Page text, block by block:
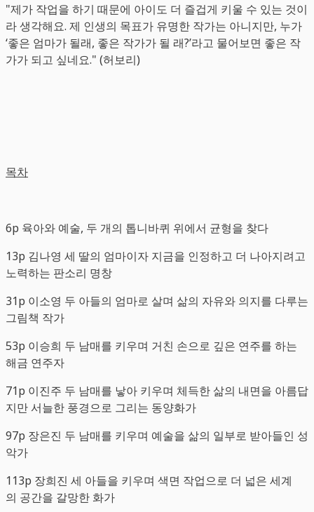
"제가 작업을 하기 때문에 아이도 더 즐겁게 키울 수 있는 것이
라 생각해요. 제 인생의 목표가 유명한 작가는 아니지만, 누가
‘좋은 엄마가 될래, 좋은 작가가 될 래?’라고 물어보면 좋은 작
가가 되고 싶네요." (허보리)
목차
6p 육아와 예술, 두 개의 톱니바퀴 위에서 균형을 찾다
13p 김나영 세 딸의 엄마이자 지금을 인정하고 더 나아지려고
노력하는 판소리 명창
31p 이소영 두 아들의 엄마로 살며 삶의 자유와 의지를 다루는
그림책 작가
53p 이승희 두 남매를 키우며 거친 손으로 깊은 연주를 하는
해금 연주자
71p 이진주 두 남매를 낳아 키우며 체득한 삶의 내면을 아름답
지만 서늘한 풍경으로 그리는 동양화가
97p 장은진 두 남매를 키우며 예술을 삶의 일부로 받아들인 성
악가
113p 장희진 세 아들을 키우며 색면 작업으로 더 넓은 세계
의 공간을 갈망한 화가